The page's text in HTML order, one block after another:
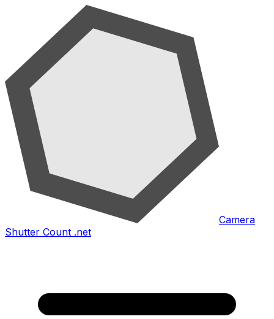
Camera
Shutter Count .net